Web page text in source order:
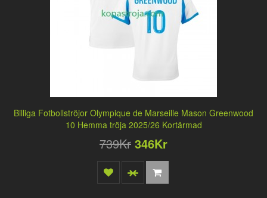
Billiga Fotbollströjor Olympique de Marseille Mason Greenwood
10 Hemma tröja 2025/26 Kortärmad
739Kr 346Kr